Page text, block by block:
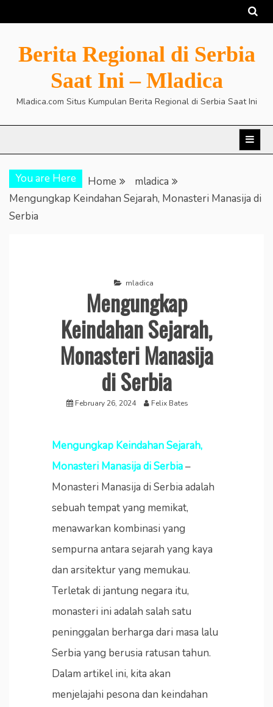
to
Berita Regional di Serbia
Saat Ini – Mladica
Mladica.com Situs Kumpulan Berita Regional di Serbia Saat Ini
You are Here Home
mladica
Mengungkap Keindahan Sejarah, Monasteri Manasija di
Serbia
mladica
Mengungkap
Keindahan Sejarah,
Monasteri Manasija
di Serbia
February 26, 2024 Felix Bates
Mengungkap Keindahan Sejarah,
Monasteri Manasija di Serbia–
Monasteri Manasija di Serbia adalah
sebuah tempat yang memikat,
menawarkan kombinasi yang
sempurna antara sejarah yang kaya
dan arsitektur yang memukau.
Terletak di jantung negara itu,
monasteri ini adalah salah satu
peninggalan berharga dari masa lalu
Serbia yang berusia ratusan tahun.
Dalam artikel ini, kita akan
menjelajahi pesona dan keindahan